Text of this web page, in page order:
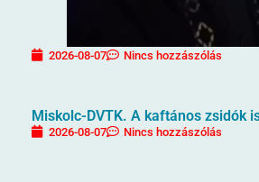
2026-08-07 Nincs hozzászólás
Miskolc-DVTK. A kaftános zsidók
2026-08-07 Nincs hozzászólás